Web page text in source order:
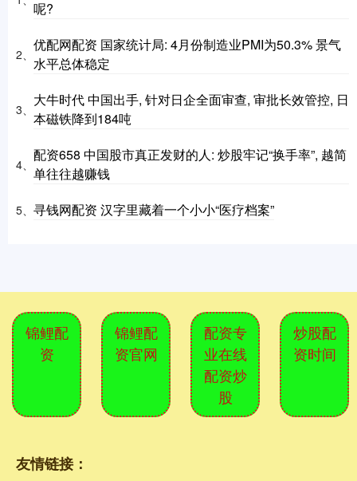
呢?
2、
优配网配资 国家统计局: 4月份制造业PMI为50.3% 景气
水平总体稳定
3、
大牛时代 中国出手, 针对日企全面审查, 审批长效管控, 日
本磁铁降到184吨
4、
配资658 中国股市真正发财的人: 炒股牢记“换手率”, 越简
单往往越赚钱
5、 寻钱网配资 汉字里藏着一个小小“医疗档案”
锦鲤配
资
锦鲤配
资官网
配资专
业在线
配资炒
股
炒股配
资时间
友情链接：